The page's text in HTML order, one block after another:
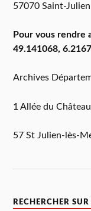
57070 Saint-
Pour vous rendre
49.141068,
Archives
1 Allée du Château
57 St Julien-lès-
RECHERCHER